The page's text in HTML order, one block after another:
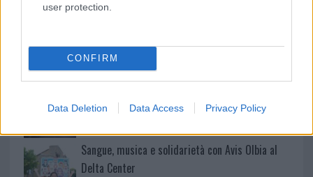
user protection.
CONFIRM
Data Deletion Data Access Privacy Policy
Arzachena
un ferito
Sangue, musica e solidarietà con Avis Olbia al
Delta Center